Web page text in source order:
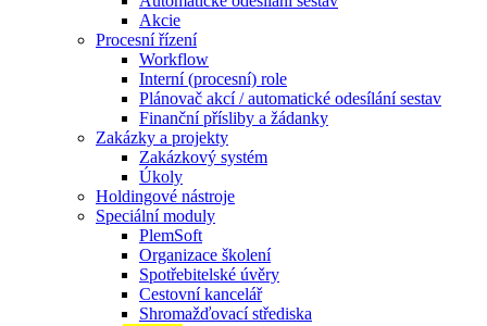
Akcie
Procesní řízení
Workflow
Interní (procesní) role
Plánovač akcí / automatické odesílání sestav
Finanční přísliby a žádanky
Zakázky a projekty
Zakázkový systém
Úkoly
Holdingové nástroje
Speciální moduly
PlemSoft
Organizace školení
Spotřebitelské úvěry
Cestovní kancelář
Shromažďovací střediska